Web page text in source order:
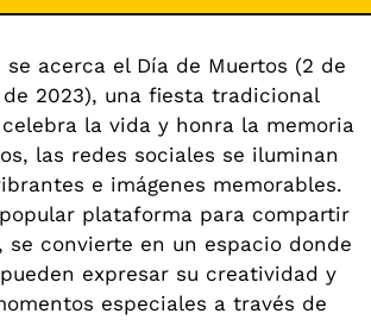
se acerca el Día de Muertos (2 de
2023), una fiesta tradicional
la vida y honra la memoria
las redes sociales se iluminan
e imágenes memorables.
plataforma para compartir
se convierte en un espacio donde
expresar su creatividad y
especiales a través de